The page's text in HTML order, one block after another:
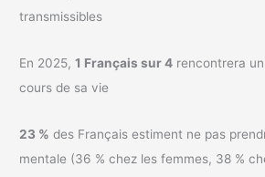
transmissibles
En 2025,1 Français sur 4 rencontrera
cours de sa vie
23 % des Français estiment ne pas
mentale (36 % chez les femmes, 38 %